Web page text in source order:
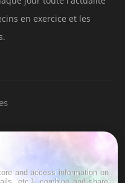
en exercice et les
and access information on
etc.), combine and share